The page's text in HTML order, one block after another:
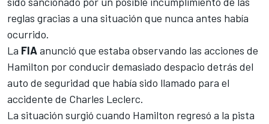
reglas gracias a una situación que nunca antes había
ocurrido.
La FIAanunció que estaba observando las acciones de
Hamilton por conducir demasiado despacio detrás del
auto de seguridad que había sido llamado para el
accidente de Charles Leclerc.
La situación surgió cuando Hamilton regresó a la pista